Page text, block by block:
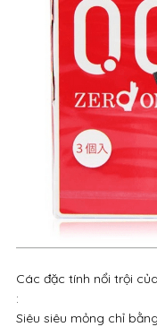
Các đặc tính nổi trội của
:
Siêu siêu mỏng chỉ